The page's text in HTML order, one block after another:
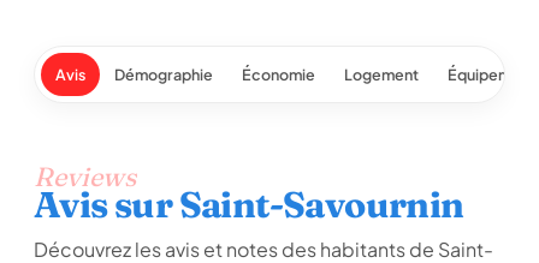
Avis Démographie Économie Logement
Reviews
Avis sur Saint-Savournin
Découvrez les avis et notes des habitants de Saint-